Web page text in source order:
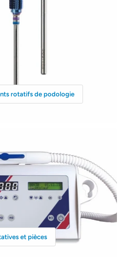
rotatifs de podologie
et pièces